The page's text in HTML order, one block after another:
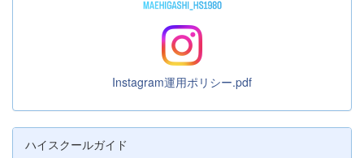
Instagram運用ポリシー.pdf
ハイスクールガイド